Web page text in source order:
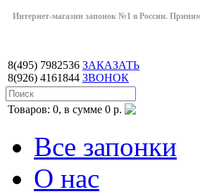
Интернет-магазин запонок №1 в России.
8(495) 7982536
8(926) 4161844
ЗАКАЗАТЬ
ЗВОНОК
Товаров: 0, в сумме 0 р.
Все запонки
О нас